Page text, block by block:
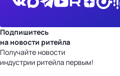
Подпишитесь
на новости ритейла
Получайте новости
индустрии ритейла первым!